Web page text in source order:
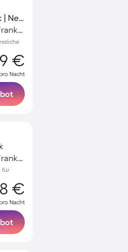
Voll ausgestattete Ferienunterkunft | Meerblick | Neben dem Strand
Barneville-Carteret, Département Manche, Frankreich
€
Nacht
Barneville-Carteret, Département Manche, Frankreich
für
€
Nacht